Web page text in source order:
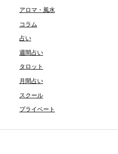
アロマ・風水
コラム
占い
週間占い
タロット
月間占い
スクール
プライベート